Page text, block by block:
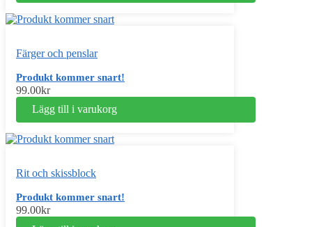
Färger och penslar
Produkt kommer snart!
99.00kr
Lägg till i varukorg
Rit och skissblock
Produkt kommer snart!
99.00kr